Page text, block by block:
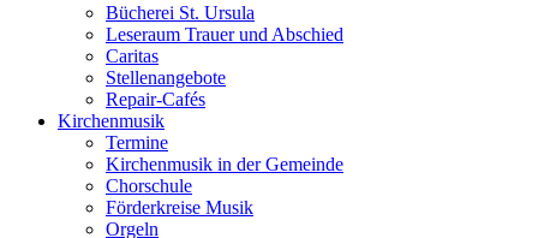
Bücherei St. Ursula
Leseraum Trauer und Abschied
Caritas
Stellenangebote
Repair-Cafés
Kirchenmusik
Termine
Kirchenmusik in der Gemeinde
Chorschule
Förderkreise Musik
Orgeln